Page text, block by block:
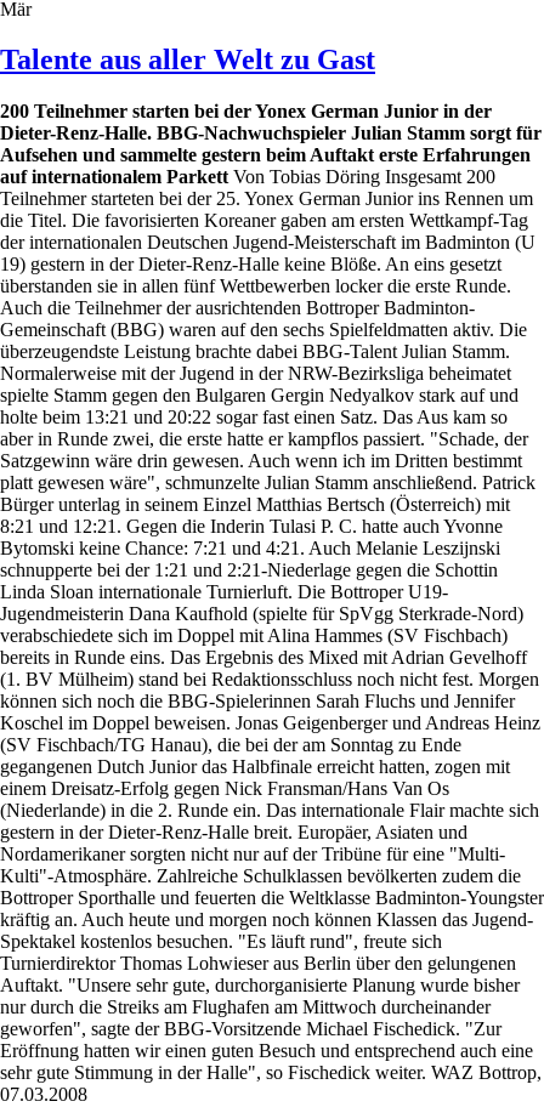
Mär
Talente aus aller Welt zu Gast
200 Teilnehmer starten bei der Yonex German Junior in der
Dieter-Renz-Halle. BBG-Nachwuchspieler Julian Stamm sorgt für
Aufsehen und sammelte gestern beim Auftakt erste Erfahrungen
auf internationalem Parkett Von Tobias Döring Insgesamt 200
Teilnehmer starteten bei der 25. Yonex German Junior ins Rennen um
die Titel. Die favorisierten Koreaner gaben am ersten Wettkampf-Tag
der internationalen Deutschen Jugend-Meisterschaft im Badminton (U
19) gestern in der Dieter-Renz-Halle keine Blöße. An eins gesetzt
überstanden sie in allen fünf Wettbewerben locker die erste Runde.
Auch die Teilnehmer der ausrichtenden Bottroper Badminton-
Gemeinschaft (BBG) waren auf den sechs Spielfeldmatten aktiv. Die
überzeugendste Leistung brachte dabei BBG-Talent Julian Stamm.
Normalerweise mit der Jugend in der NRW-Bezirksliga beheimatet
spielte Stamm gegen den Bulgaren Gergin Nedyalkov stark auf und
holte beim 13:21 und 20:22 sogar fast einen Satz. Das Aus kam so
aber in Runde zwei, die erste hatte er kampflos passiert. "Schade, der
Satzgewinn wäre drin gewesen. Auch wenn ich im Dritten bestimmt
platt gewesen wäre", schmunzelte Julian Stamm anschließend. Patrick
Bürger unterlag in seinem Einzel Matthias Bertsch (Österreich) mit
8:21 und 12:21. Gegen die Inderin Tulasi P. C. hatte auch Yvonne
Bytomski keine Chance: 7:21 und 4:21. Auch Melanie Leszijnski
schnupperte bei der 1:21 und 2:21-Niederlage gegen die Schottin
Linda Sloan internationale Turnierluft. Die Bottroper U19-
Jugendmeisterin Dana Kaufhold (spielte für SpVgg Sterkrade-Nord)
verabschiedete sich im Doppel mit Alina Hammes (SV Fischbach)
bereits in Runde eins. Das Ergebnis des Mixed mit Adrian Gevelhoff
(1. BV Mülheim) stand bei Redaktionsschluss noch nicht fest. Morgen
können sich noch die BBG-Spielerinnen Sarah Fluchs und Jennifer
Koschel im Doppel beweisen. Jonas Geigenberger und Andreas Heinz
(SV Fischbach/TG Hanau), die bei der am Sonntag zu Ende
gegangenen Dutch Junior das Halbfinale erreicht hatten, zogen mit
einem Dreisatz-Erfolg gegen Nick Fransman/Hans Van Os
(Niederlande) in die 2. Runde ein. Das internationale Flair machte sich
gestern in der Dieter-Renz-Halle breit. Europäer, Asiaten und
Nordamerikaner sorgten nicht nur auf der Tribüne für eine "Multi-
Kulti"-Atmosphäre. Zahlreiche Schulklassen bevölkerten zudem die
Bottroper Sporthalle und feuerten die Weltklasse Badminton-Youngster
kräftig an. Auch heute und morgen noch können Klassen das Jugend-
Spektakel kostenlos besuchen. "Es läuft rund", freute sich
Turnierdirektor Thomas Lohwieser aus Berlin über den gelungenen
Auftakt. "Unsere sehr gute, durchorganisierte Planung wurde bisher
nur durch die Streiks am Flughafen am Mittwoch durcheinander
geworfen", sagte der BBG-Vorsitzende Michael Fischedick. "Zur
Eröffnung hatten wir einen guten Besuch und entsprechend auch eine
sehr gute Stimmung in der Halle", so Fischedick weiter. WAZ Bottrop,
07.03.2008